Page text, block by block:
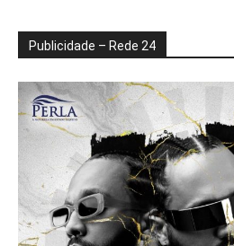
Publicidade – Rede 24